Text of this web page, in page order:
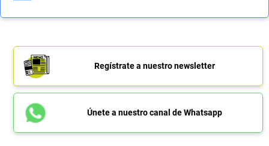
Regístrate a nuestro newsletter
Únete a nuestro canal de Whatsapp